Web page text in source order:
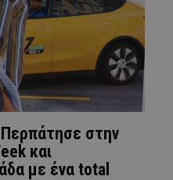
στην
και
με ένα total